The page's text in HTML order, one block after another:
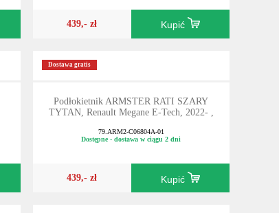
439,- zł Kupić
Dostawa gratis
Podłokietnik ARMSTER RATI SZARY
TYTAN, Renault Megane E-Tech, 2022- ,
79.ARM2-C06804A-01
Dostępne - dostawa w ciągu 2 dni
439,- zł Kupić